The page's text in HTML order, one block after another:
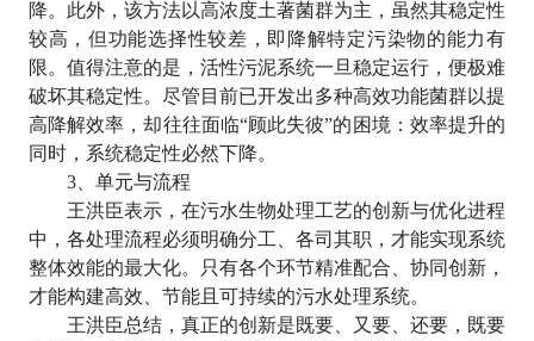
降。此外，该方法以高浓度土著菌群为主，虽然其稳定性
较高，但功能选择性较差，即降解特定污染物的能力有
限。值得注意的是，活性污泥系统一旦稳定运行，便极难
破坏其稳定性。尽管目前已开发出多种高效功能菌群以提
高降解效率，却往往面临“顾此失彼”的困境：效率提升的
同时，系统稳定性必然下降。
3、单元与流程
王洪臣表示，在污水生物处理工艺的创新与优化进程
中，各处理流程必须明确分工、各司其职，才能实现系统
整体效能的最大化。只有各个环节精准配合、协同创新，
才能构建高效、节能且可持续的污水处理系统。
王洪臣总结，真正的创新是既要、又要、还要，既要